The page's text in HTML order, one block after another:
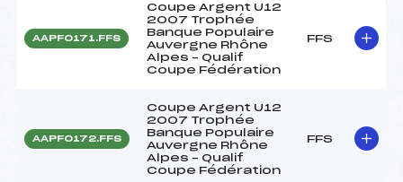
AAPF0171.FFS
Coupe Argent U12
2007 Trophée
Banque Populaire
Auvergne Rhône
Alpes – Qualif
Coupe Fédération
FFS
AAPF0172.FFS
Coupe Argent U12
2007 Trophée
Banque Populaire
Auvergne Rhône
Alpes – Qualif
Coupe Fédération
FFS